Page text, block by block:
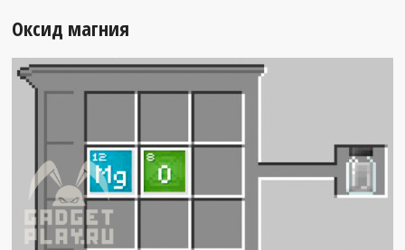
Оксид магния